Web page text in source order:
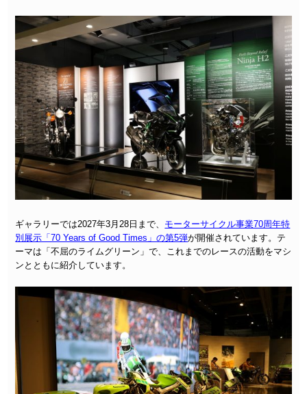
ギャラリーでは2027年3月28日まで、 モーターサイクル事業70周年特
別展示「70 Years of Good Times」の第5弾が開催されています。テ
ーマは「不屈のライムグリーン」で、これまでのレースの活動をマシ
ンとともに紹介しています。